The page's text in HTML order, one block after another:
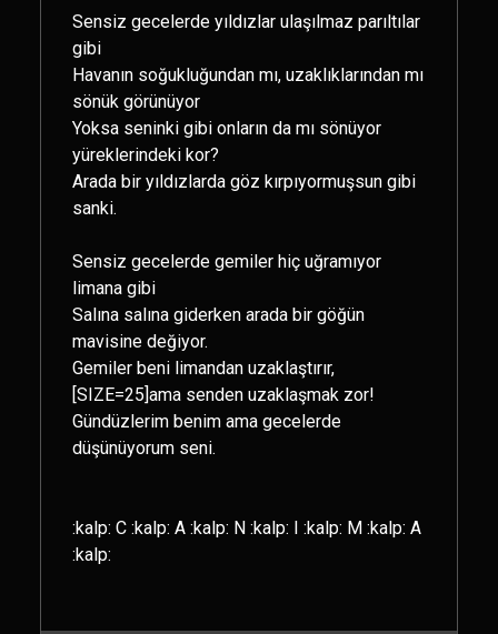
Sensiz gecelerde yıldızlar ulaşılmaz parıltılar
gibi
Havanın soğukluğundan mı, uzaklıklarından mı
sönük görünüyor
Yoksa seninki gibi onların da mı sönüyor
yüreklerindeki kor?
Arada bir yıldızlarda göz kırpıyormuşsun gibi
sanki.
Sensiz gecelerde gemiler hiç uğramıyor
limana gibi
Salına salına giderken arada bir göğün
mavisine değiyor.
Gemiler beni limandan uzaklaştırır,
[SIZE=25]ama senden uzaklaşmak zor!
Gündüzlerim benim ama gecelerde
düşünüyorum seni.
:kalp: C :kalp: A :kalp: N :kalp: I :kalp: M :kalp: A
:kalp: